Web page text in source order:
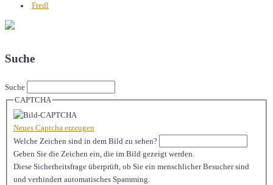
Fredl
Suche
Suche
CAPTCHA
Neues Captcha erzeugen
Welche Zeichen sind in dem Bild zu sehen?
Geben Sie die Zeichen ein, die im Bild gezeigt werden.
Diese Sicherheitsfrage überprüft, ob Sie ein menschlicher Besucher sind
und verhindert automatisches Spamming.